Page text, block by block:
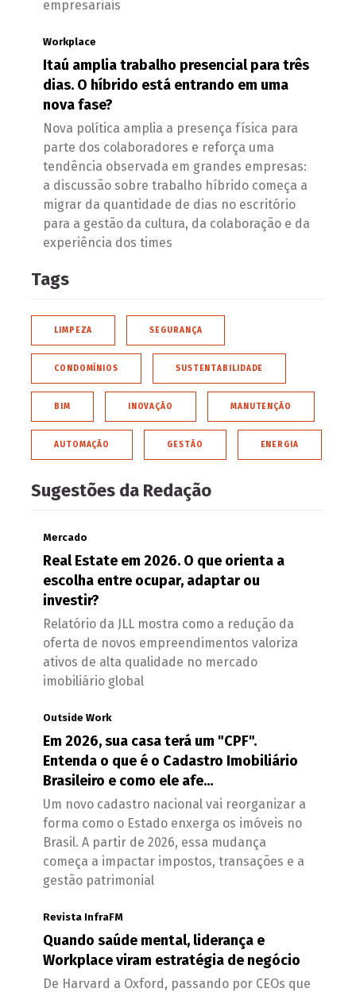
empresariais
Workplace
Itaú amplia trabalho presencial para três
dias. O híbrido está entrando em uma
nova fase?
Nova política amplia a presença física para
parte dos colaboradores e reforça uma
tendência observada em grandes empresas:
a discussão sobre trabalho híbrido começa a
migrar da quantidade de dias no escritório
para a gestão da cultura, da colaboração e da
experiência dos times
Tags
LIMPEZA SEGURANÇA
CONDOMÍNIOS SUSTENTABILIDADE
BIM INOVAÇÃO MANUTENÇÃO
AUTOMAÇÃO GESTÃO ENERGIA
Sugestões da Redação
Mercado
Real Estate em 2026. O que orienta a
escolha entre ocupar, adaptar ou
investir?
Relatório da JLL mostra como a redução da
oferta de novos empreendimentos valoriza
ativos de alta qualidade no mercado
imobiliário global
Outside Work
Em 2026, sua casa terá um "CPF".
Entenda o que é o Cadastro Imobiliário
Brasileiro e como ele afe...
Um novo cadastro nacional vai reorganizar a
forma como o Estado enxerga os imóveis no
Brasil. A partir de 2026, essa mudança
começa a impactar impostos, transações e a
gestão patrimonial
Revista InfraFM
Quando saúde mental, liderança e
Workplace viram estratégia de negócio
De Harvard a Oxford, passando por CEOs que